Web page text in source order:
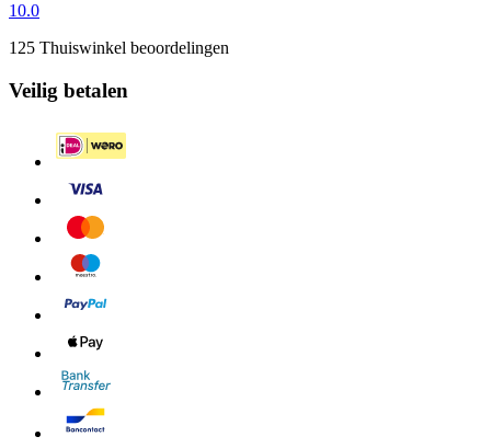
10.0
125 Thuiswinkel beoordelingen
Veilig betalen